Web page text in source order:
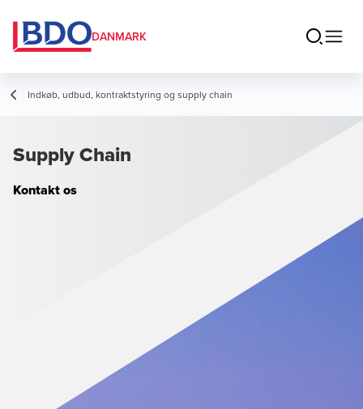
DANMARK
Indkøb, udbud, kontraktstyring og supply chain
Supply Chain
Kontakt os